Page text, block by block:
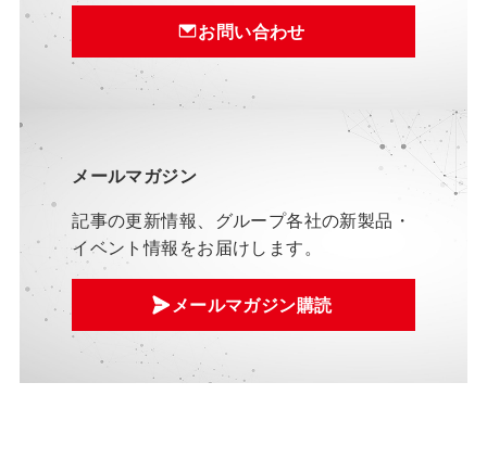
お問い合わせ
メールマガジン
記事の更新情報、グループ各社の新製品・
イベント情報をお届けします。
メールマガジン購読